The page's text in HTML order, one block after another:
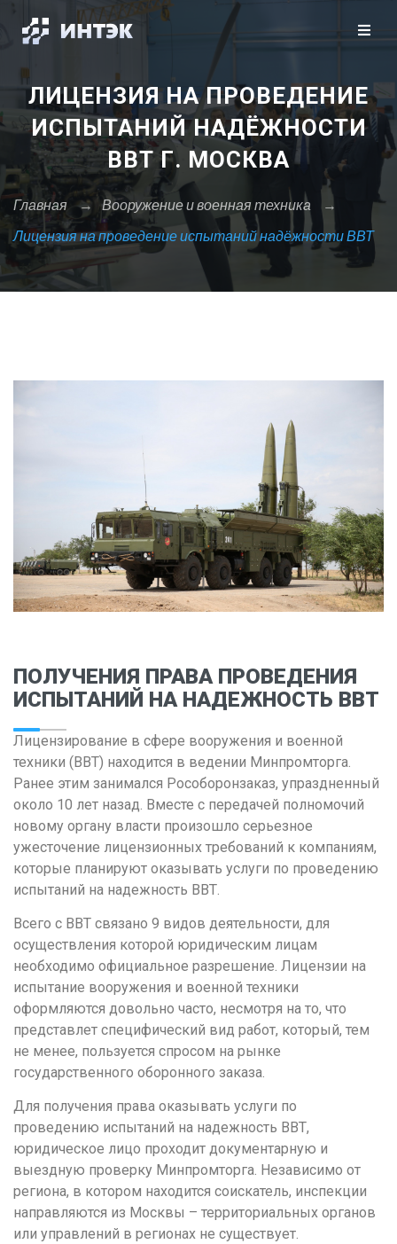
ЛИЦЕНЗИЯ НА ПРОВЕДЕНИЕ
ИСПЫТАНИЙ НАДЁЖНОСТИ
ВВТ Г. МОСКВА
Главная → Вооружение и военная техника
→
Лицензия на проведение испытаний надёжности ВВТ
ПОЛУЧЕНИЯ ПРАВА ПРОВЕДЕНИЯ
ИСПЫТАНИЙ НА НАДЕЖНОСТЬ ВВТ
Лицензирование в сфере вооружения и военной
техники (ВВТ) находится в ведении Минпромторга.
Ранее этим занимался Рособоронзаказ, упраздненный
около 10 лет назад. Вместе с передачей полномочий
новому органу власти произошло серьезное
ужесточение лицензионных требований к компаниям,
которые планируют оказывать услуги по проведению
испытаний на надежность ВВТ.
Всего с ВВТ связано 9 видов деятельности, для
осуществления которой юридическим лицам
необходимо официальное разрешение. Лицензии на
испытание вооружения и военной техники
оформляются довольно часто, несмотря на то, что
представлет специфический вид работ, который, тем
не менее, пользуется спросом на рынке
государственного оборонного заказа.
Для получения права оказывать услуги по
проведению испытаний на надежность ВВТ,
юридическое лицо проходит документарную и
выездную проверку Минпромторга. Независимо от
региона, в котором находится соискатель, инспекции
направляются из Москвы – территориальных органов
или управлений в регионах не существует.
Сбросить
Закрыть X
Москва
Санкт-Петербург
А
Архангельск
Астрахань
Б
Барнаул
Белгород
Брянск
Екатеринбург
И
Иваново
Иркутск
К
Казань
Калининград
Калуга
Кемерово
Киров
Краснодар
Курган
Курск
Л
Липецк
М
Магнитогорск
Махачкала
Н
Набережные Челны